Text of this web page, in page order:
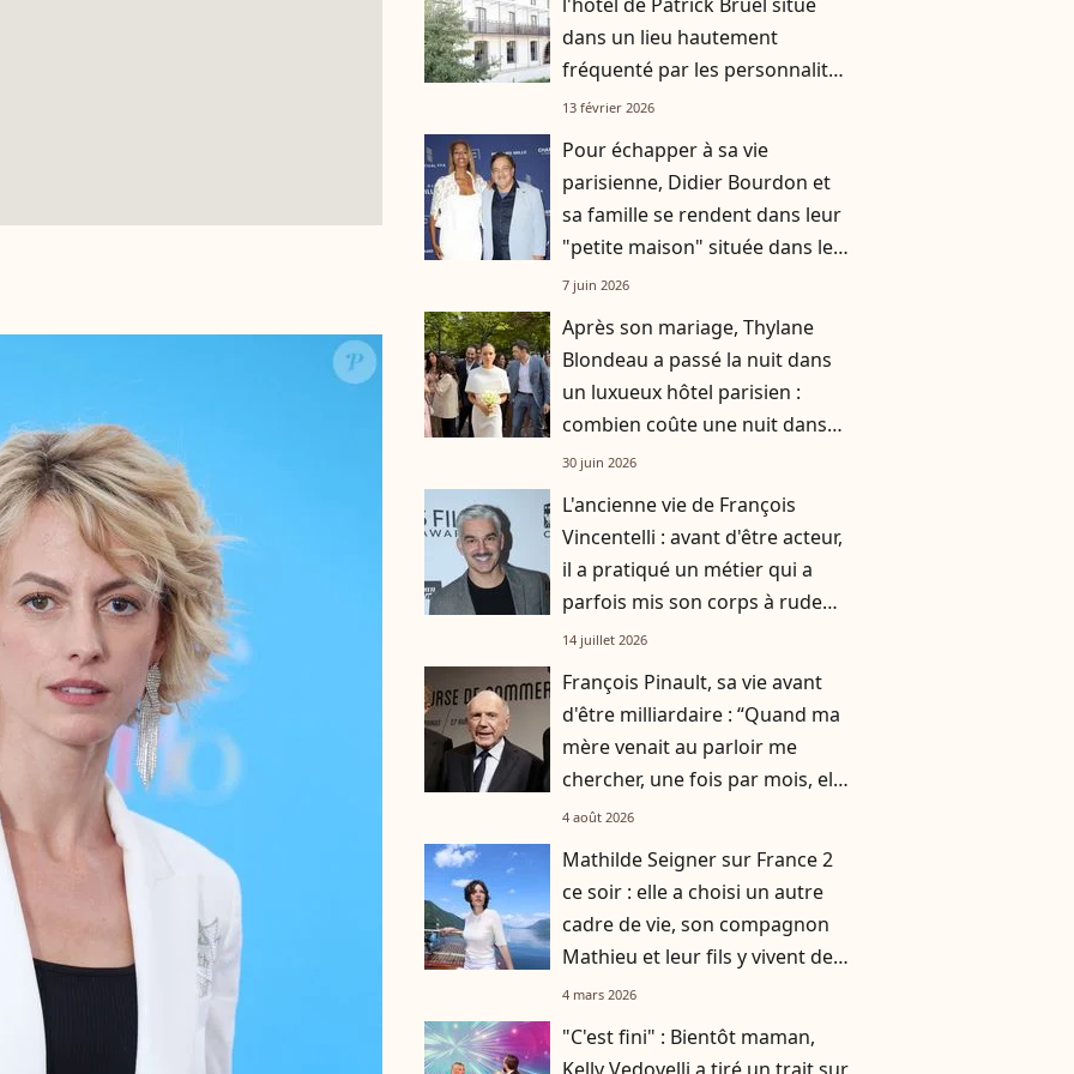
dans un lieu hautement
fréquenté par les personnalités
?
13 février 2026
Pour échapper à sa vie
parisienne, Didier Bourdon et
sa famille se rendent dans leur
"petite maison" située dans les
Hauts-de-France
7 juin 2026
Après son mariage, Thylane
Blondeau a passé la nuit dans
un luxueux hôtel parisien :
combien coûte une nuit dans
l'établissement ?
30 juin 2026
L'ancienne vie de François
Vincentelli : avant d'être acteur,
il a pratiqué un métier qui a
parfois mis son corps à rude
épreuve, la preuve en images
14 juillet 2026
François Pinault, sa vie avant
d'être milliardaire : “Quand ma
mère venait au parloir me
chercher, une fois par mois, elle
était habillée en paysanne”
4 août 2026
Mathilde Seigner sur France 2
ce soir : elle a choisi un autre
cadre de vie, son compagnon
Mathieu et leur fils y vivent des
jours heureux
4 mars 2026
"C'est fini" : Bientôt maman,